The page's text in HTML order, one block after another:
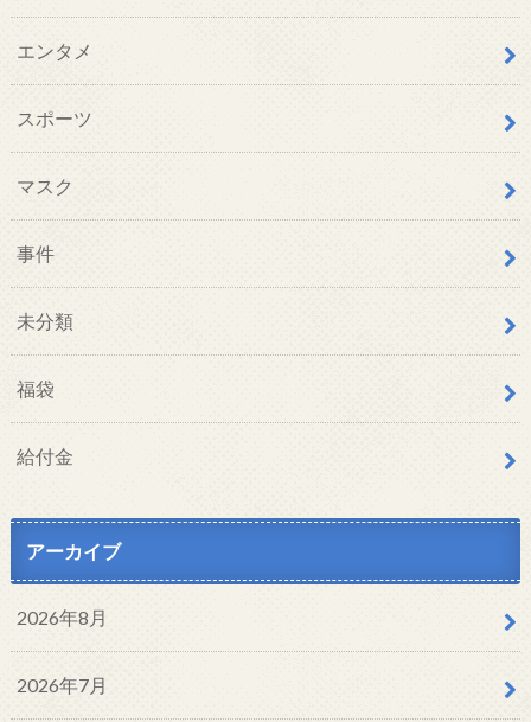
エンタメ
スポーツ
マスク
事件
未分類
福袋
給付金
アーカイブ
2026年8月
2026年7月